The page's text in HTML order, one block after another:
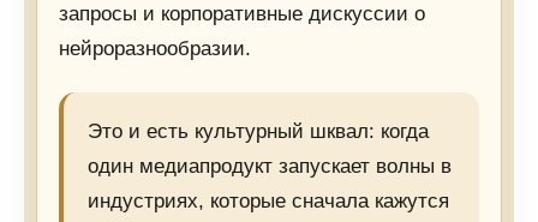
запросы и корпоративные дискуссии о
нейроразнообразии.
Это и есть культурный шквал: когда
один медиапродукт запускает волны в
индустриях, которые сначала кажутся